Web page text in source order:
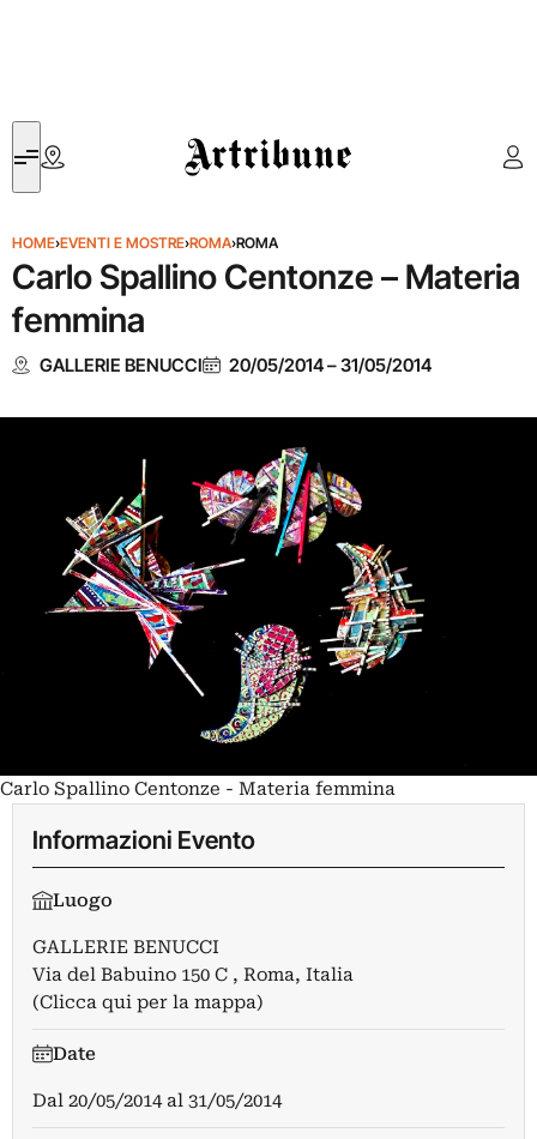
Artribune
HOME›EVENTI E MOSTRE›ROMA›ROMA
Carlo Spallino Centonze – Materia
femmina
GALLERIE BENUCCI 20/05/2014–31/05/2014
Carlo Spallino Centonze - Materia femmina
Informazioni Evento
Luogo
GALLERIE BENUCCI
Via del Babuino 150 C , Roma, Italia
(Clicca qui per la mappa)
Date
Dal 20/05/2014al 31/05/2014